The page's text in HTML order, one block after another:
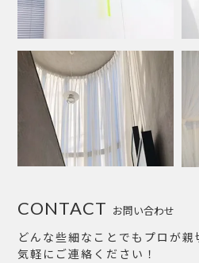
お問い合わせ
CONTACT
どんな些細なことでもプロが
気軽にご連絡ください！